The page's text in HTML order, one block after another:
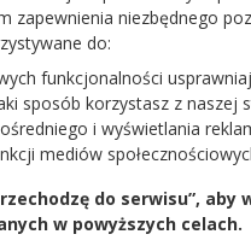
zapewnienia niezbędnego
do:
funkcjonalności
sposób korzystasz z naszej
i wyświetlania
mediów
do serwisu”,
w powyższych celach.